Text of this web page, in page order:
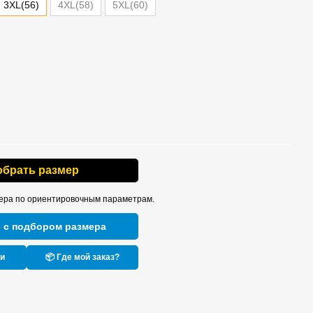
3XL(56) 4XL(58) 5XL(60)
размер
по ориентировочным параметрам.
подбором размера
📦 Где мой заказ?